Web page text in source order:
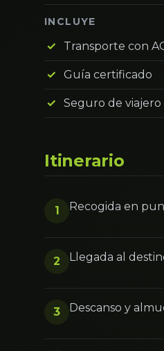
INCLUYE
Transporte con
Guía certificado
Seguro de viajero
Itinerario
1 Recogida en
2 Llegada al
3 Descanso y